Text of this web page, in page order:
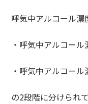
呼気中アルコール濃
・呼気中アルコー
・呼気中アルコー
の2段階に分けられ